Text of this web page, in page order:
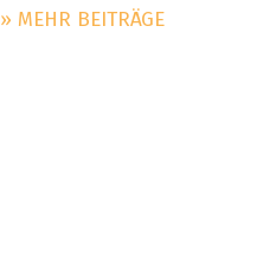
» MEHR BEITRÄGE